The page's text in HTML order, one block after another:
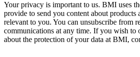
Your privacy is important to us. BMI uses
provide to send you content about products
relevant to you. You can unsubscribe from
communications at any time. If you wish to
about the protection of your data at BMI,